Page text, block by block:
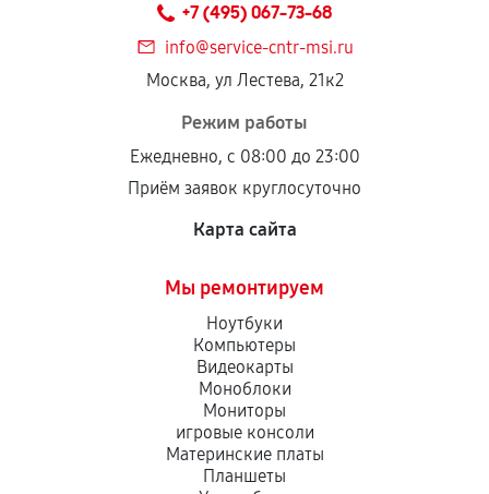
+7 (495) 067-73-68
info@service-cntr-msi.ru
Москва, ул Лестева, 21к2
Режим работы
Ежедневно, с 08:00 до 23:00
Приём заявок круглосуточно
Карта сайта
Мы ремонтируем
Ноутбуки
Компьютеры
Видеокарты
Моноблоки
Мониторы
игровые консоли
Материнские платы
Планшеты